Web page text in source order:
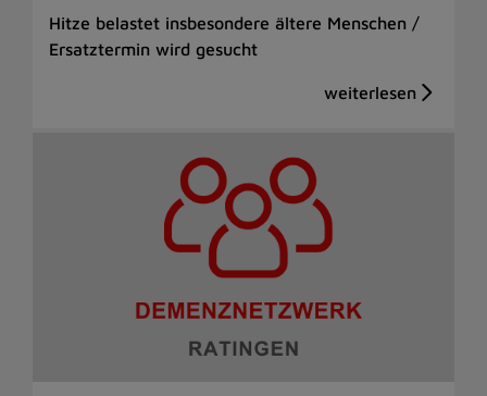
Hitze belastet insbesondere ältere Menschen /
Ersatztermin wird gesucht